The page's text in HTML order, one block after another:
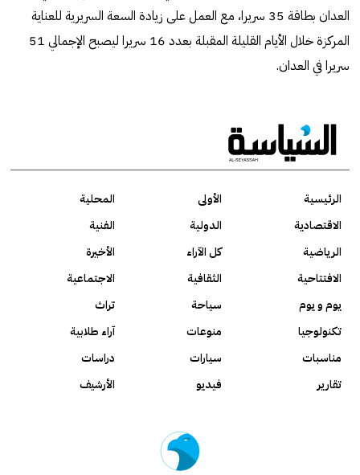
العدان بطاقة 35 سريرا، مع العمل على زيادة السعة السريرية للعناية
المركزة خلال الأيام القليلة المقبلة بعدد 16 سريرا ليصبح الإجمالي 51
سريرا في العدان.
الرئيسية الأولى
المحلية
الاقتصادية
الدولية
الفنية
الرياضية
كل الآراء
الأخيرة
الافتتاحية
الثقافية
الاجتماعية
يوم و يوم
سياحة
تراث
تكنولوجيا
منوعات
آراء طلابية
مناسبات
سيارات
دراسات
تقارير
فيديو الأرشيف